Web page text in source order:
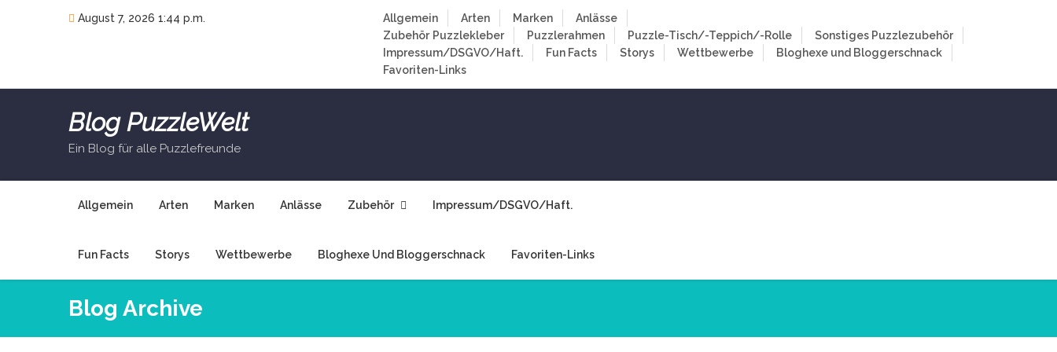
August 7, 2026 1:44 p.m. Allgemein Arten Marken
Anlässe
Zubehör Puzzlekleber Puzzlerahmen Puzzle-Tisch/-Teppich/-Rolle
Sonstiges Puzzlezubehör
Impressum/DSGVO/Haft.
Fun Facts Storys Wettbewerbe
Bloghexe und Bloggerschnack
Favoriten-Links
Blog PuzzleWelt
Ein Blog für alle Puzzlefreunde
Allgemein Arten Marken Anlässe Zubehör Impressum/DSGVO/Haft.
Fun Facts Storys Wettbewerbe Bloghexe Und Bloggerschnack Favoriten-Links
Blog Archive